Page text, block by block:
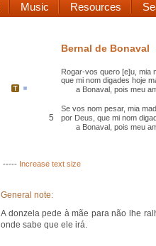
Music Resources
Bernal de Bonaval
Rogar-vos quero [e]u, mia
que mi nom digades hoje
a Bonaval , pois meu
Se vos nom pesar, mia
5
por Deus, que mi nom
a Bonaval, pois meu
----- Increase text size
General note:
A donzela pede à mãe para não lhe
onde sabe que ele irá.